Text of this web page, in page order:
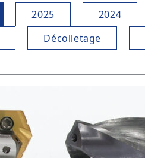
2025 2024
Décolletage